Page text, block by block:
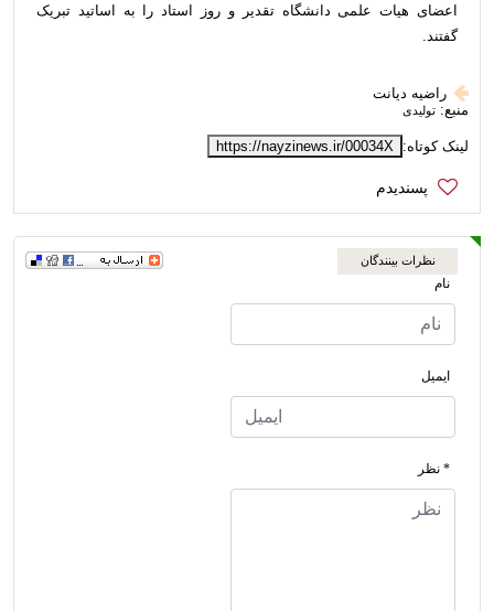
اعضای هیات علمی دانشگاه تقدیر و روز استاد را به اساتید تبریک
گفتند.
راضیه دیانت
منبع: تولیدی
لینک کوتاه: https://nayzinews.ir/00034X
نظرات بینندگان
نام
ایمیل
* نظر